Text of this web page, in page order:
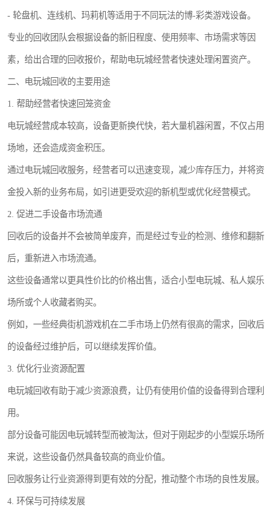
- 轮盘机、连线机、玛莉机等适用于不同玩法的博-彩类游戏设备。
专业的回收团队会根据设备的新旧程度、使用频率、市场需求等因
素，给出合理的回收报价，帮助电玩城经营者快速处理闲置资产。
二、电玩城回收的主要用途
1. 帮助经营者快速回笼资金
电玩城经营成本较高，设备更新换代快，若大量机器闲置，不仅占用
场地，还会造成资金积压。
通过电玩城回收服务，经营者可以迅速变现，减少库存压力，并将资
金投入新的业务布局，如引进更受欢迎的新机型或优化经营模式。
2. 促进二手设备市场流通
回收后的设备并不会被简单废弃，而是经过专业的检测、维修和翻新
后，重新进入市场流通。
这些设备通常以更具性价比的价格出售，适合小型电玩城、私人娱乐
场所或个人收藏者购买。
例如，一些经典街机游戏机在二手市场上仍然有很高的需求，回收后
的设备经过维护后，可以继续发挥价值。
3. 优化行业资源配置
电玩城回收有助于减少资源浪费，让仍有使用价值的设备得到合理利
用。
部分设备可能因电玩城转型而被淘汰，但对于刚起步的小型娱乐场所
来说，这些设备仍然具备较高的商业价值。
回收服务让行业资源得到更有效的分配，推动整个市场的良性发展。
4. 环保与可持续发展